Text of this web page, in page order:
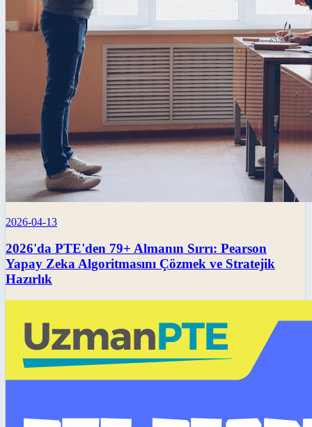
2026-04-13
2026'da PTE'den 79+ Almanın Sırrı: Pearson
Yapay Zeka Algoritmasını Çözmek ve Stratejik
Hazırlık